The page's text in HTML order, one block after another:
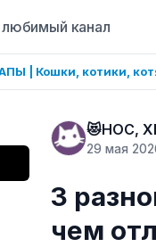
канал
| Кошки, котики,
😻НОС,
29 мая
3
чем